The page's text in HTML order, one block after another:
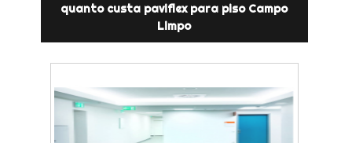
quanto custa paviflex para piso Campo
Limpo